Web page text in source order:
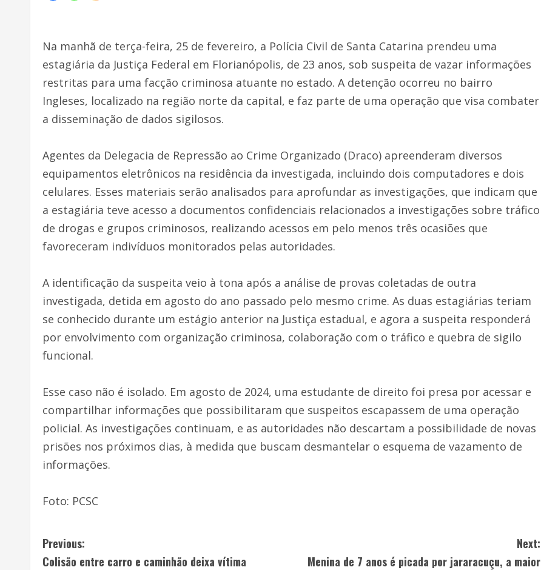
Na manhã de terça-feira, 25 de fevereiro, a Polícia Civil de Santa Catarina prendeu uma
estagiária da Justiça Federal em Florianópolis, de 23 anos, sob suspeita de vazar informações
restritas para uma facção criminosa atuante no estado. A detenção ocorreu no bairro
Ingleses, localizado na região norte da capital, e faz parte de uma operação que visa combater
a disseminação de dados sigilosos.
Agentes da Delegacia de Repressão ao Crime Organizado (Draco) apreenderam diversos
equipamentos eletrônicos na residência da investigada, incluindo dois computadores e dois
celulares. Esses materiais serão analisados para aprofundar as investigações, que indicam que
a estagiária teve acesso a documentos confidenciais relacionados a investigações sobre tráfico
de drogas e grupos criminosos, realizando acessos em pelo menos três ocasiões que
favoreceram indivíduos monitorados pelas autoridades.
A identificação da suspeita veio à tona após a análise de provas coletadas de outra
investigada, detida em agosto do ano passado pelo mesmo crime. As duas estagiárias teriam
se conhecido durante um estágio anterior na Justiça estadual, e agora a suspeita responderá
por envolvimento com organização criminosa, colaboração com o tráfico e quebra de sigilo
funcional.
Esse caso não é isolado. Em agosto de 2024, uma estudante de direito foi presa por acessar e
compartilhar informações que possibilitaram que suspeitos escapassem de uma operação
policial. As investigações continuam, e as autoridades não descartam a possibilidade de novas
prisões nos próximos dias, à medida que buscam desmantelar o esquema de vazamento de
informações.
Foto: PCSC
Previous:
Colisão entre carro e caminhão deixa vítima
Next:
Menina de 7 anos é picada por jararacuçu, a maior